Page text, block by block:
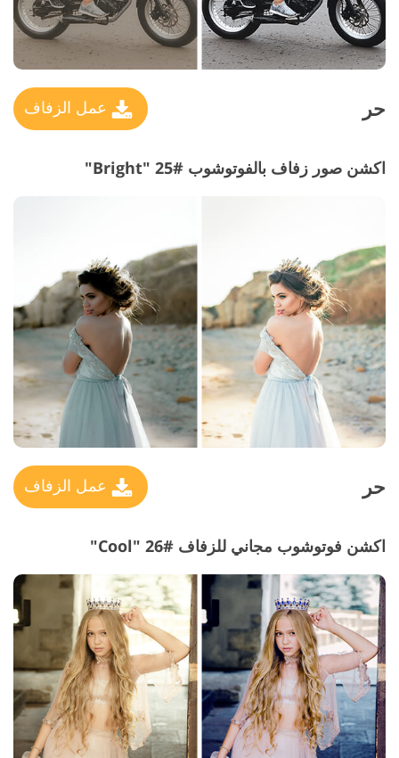
حر عمل الزفاف
اكشن صور زفاف بالفوتوشوب #25 "Bright"
حر عمل الزفاف
اكشن فوتوشوب مجاني للزفاف #26 "Cool"